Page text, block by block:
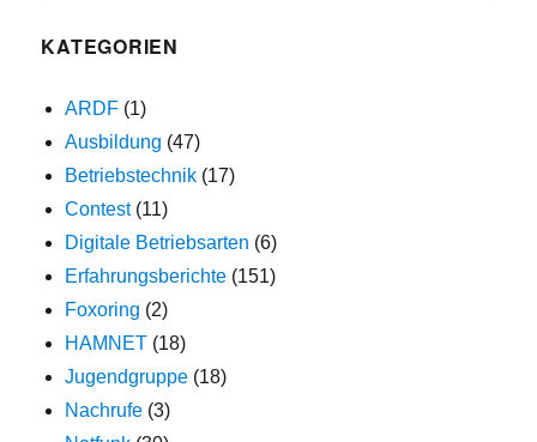
KATEGORIEN
ARDF (1)
Ausbildung (47)
Betriebstechnik (17)
Contest(11)
Digitale Betriebsarten (6)
Erfahrungsberichte (151)
Foxoring (2)
HAMNET (18)
Jugendgruppe (18)
Nachrufe (3)